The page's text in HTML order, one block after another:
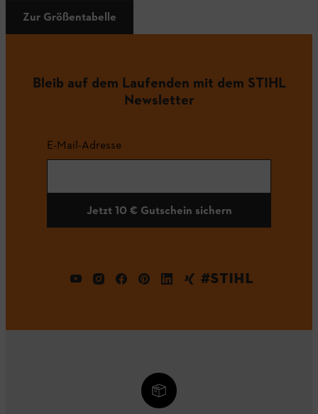
Zur Größentabelle
Bleib auf dem Laufenden mit dem STIHL
Newsletter
E-Mail-Adresse
Jetzt 10 € Gutschein sichern
#STIHL